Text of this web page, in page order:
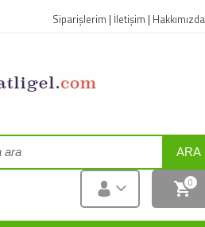
Siparişlerim | İletişim | Hakkımızda
ARA
0